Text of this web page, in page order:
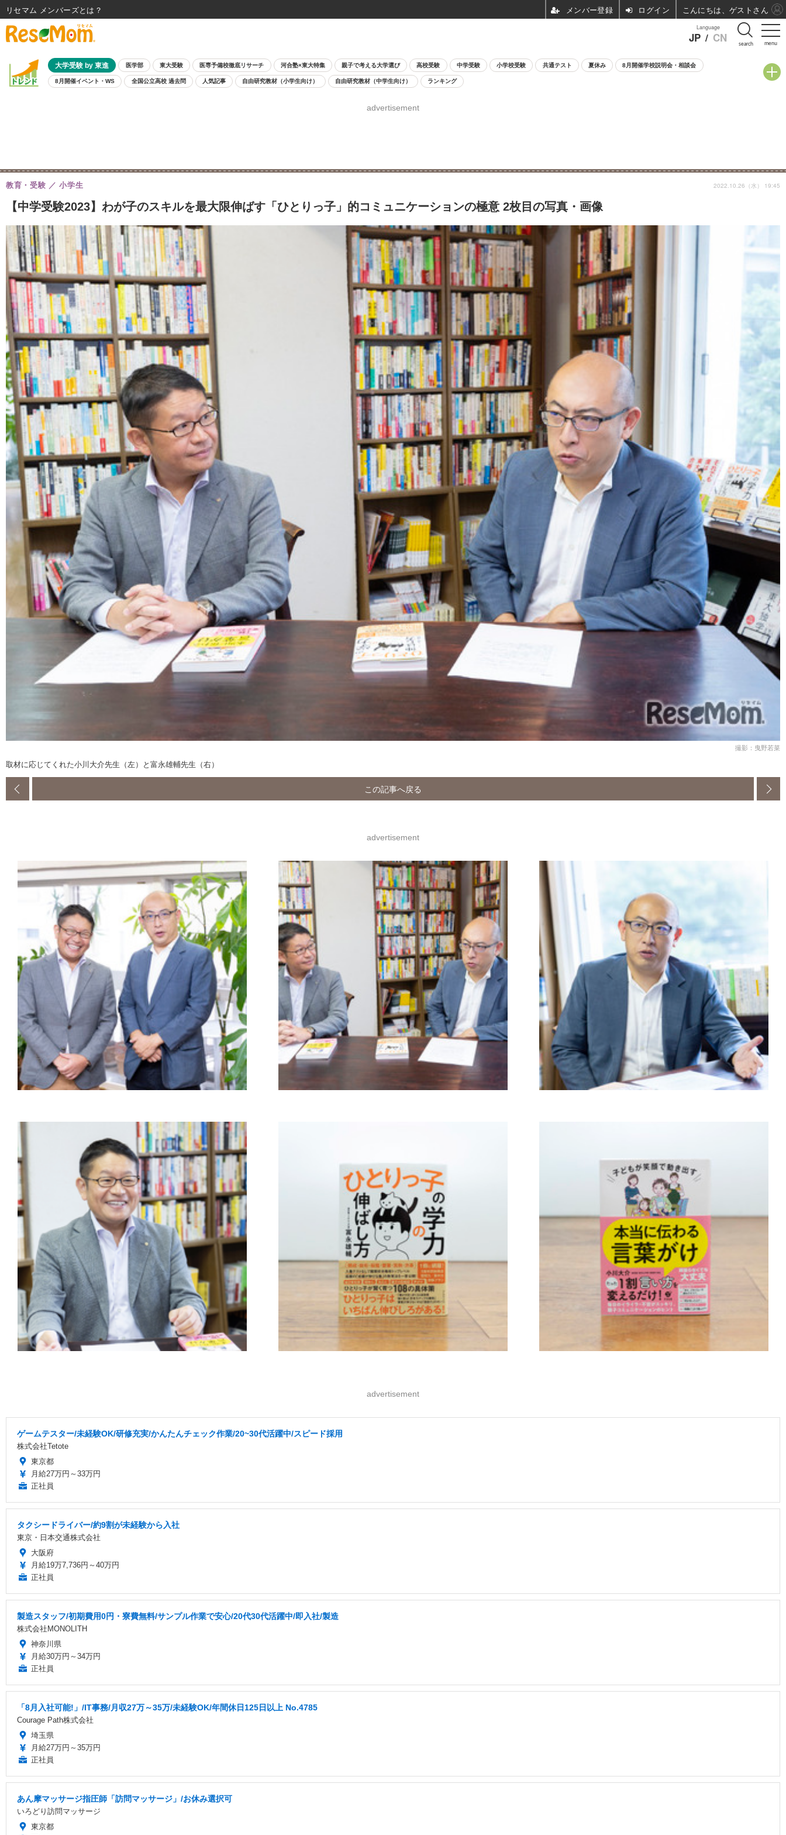
menu
Language
JP / CN search
大学受験 by 東進 医学部 東大受験 医専予備校徹底リサーチ 河合塾×東大特集 親子で考える大学選び 高校受験 中学受験 小学校受験 共通テスト 夏休み 8月開催学校説明会・相談会
8月開催イベント・WS 全国公立高校 過去問 人気記事 自由研究教材（小学生向け） 自由研究教材（中学生向け） ランキング
advertisement
【中学受験2023】わが子のスキルを最大限伸ばす「ひとりっ子」的コミュニケーションの極意 2枚目の写真・画像
教育・受験 小学生 2022.10.26（水） 19:45
撮影：曳野若菜
取材に応じてくれた小川大介先生（左）と富永雄輔先生（右）
この記事へ戻る
advertisement
advertisement
ゲームテスター/未経験OK/研修充実/かんたんチェック作業/20~30代活躍中/スピード採用
株式会社Tetote
東京都
月給27万円～33万円
正社員
タクシードライバー/約9割が未経験から入社
東京・日本交通株式会社
大阪府
月給19万7,736円～40万円
正社員
製造スタッフ/初期費用0円・寮費無料/サンプル作業で安心/20代30代活躍中/即入社/製造
株式会社MONOLITH
神奈川県
月給30万円～34万円
正社員
「8月入社可能!」/IT事務/月収27万～35万/未経験OK/年間休日125日以上 No.4785
Courage Path株式会社
埼玉県
月給27万円～35万円
正社員
あん摩マッサージ指圧師「訪問マッサージ」/お休み選択可
いろどり訪問マッサージ
東京都
リセマム メンバーズ ログイン こんにちは、ゲストさん